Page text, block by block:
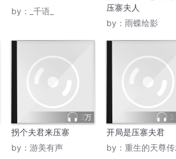
by：
_千语_
压寨夫人
by： 雨蝶绘影
3万
拐个夫君来压寨
by： 游美有声
开局是压寨夫君
by： 重生的天尊传